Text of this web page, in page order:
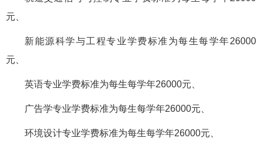
元、
新能源科学与工程专业学费标准为每生每学年26000
元、
英语专业学费标准为每生每学年26000元、
广告学专业学费标准为每生每学年26000元、
环境设计专业学费标准为每生每学年26000元、